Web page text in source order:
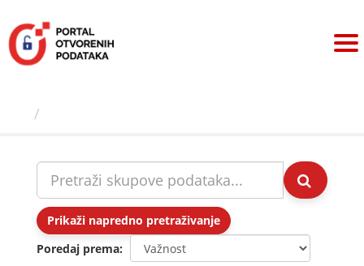
sadržaj
Prikaži napredno pretraživanje
Poredaj prema